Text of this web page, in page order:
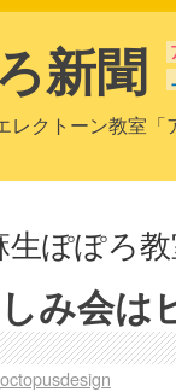
新聞
レクトーン教室
生ぽぽろ
み会は